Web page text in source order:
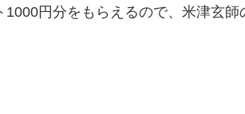
円分をもらえるので、米津玄師